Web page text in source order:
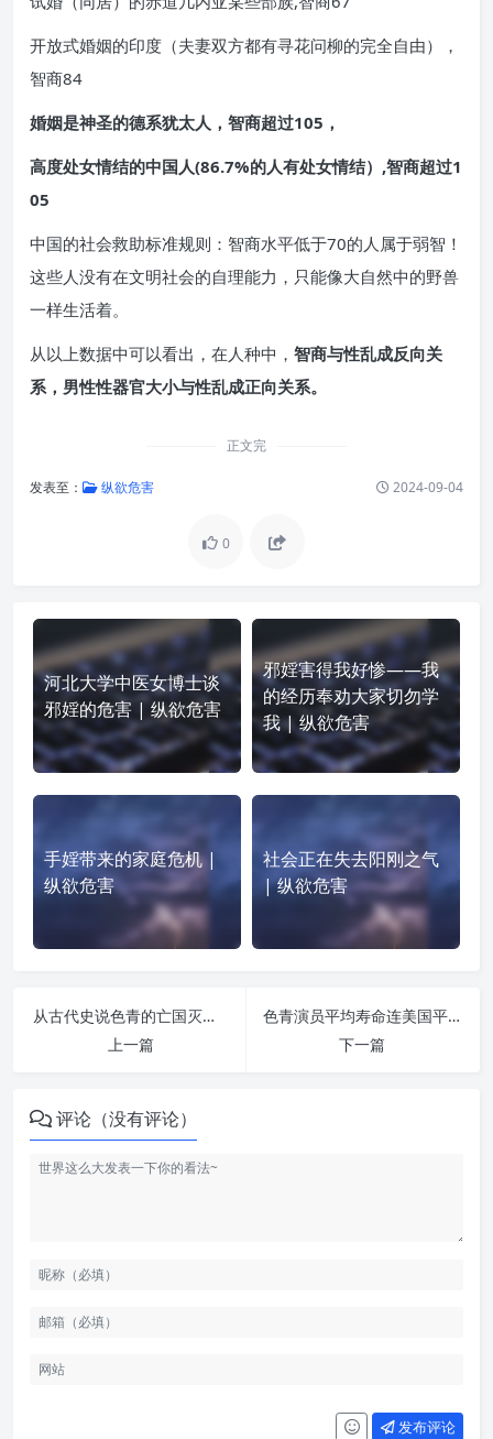
开放式婚姻的印度（夫妻双方都有寻花问柳的完全自由），
智商84
婚姻是神圣的德系犹太人，智商超过105，
高度处女情结的中国人(86.7%的人有处女情结）,智商超过1
05
中国的社会救助标准规则：智商水平低于70的人属于弱智！
这些人没有在文明社会的自理能力，只能像大自然中的野兽
一样生活着。
从以上数据中可以看出，在人种中， 智商与性乱成反向关
系，男性性器官大小与性乱成正向关系。
正文完
发表至： 纵欲危害 2024-09-04
0
河北大学中医女博士谈
邪婬的危害 | 纵欲危害
邪婬害得我好惨——我
的经历奉劝大家切勿学
我 | 纵欲危害
手婬带来的家庭危机 |
纵欲危害
社会正在失去阳刚之气
| 纵欲危害
从古代史说色青的亡国灭种之祸 | 纵欲危害
上一篇
色青演员平均寿命连美国平均寿命一半都不到 | 纵欲危害
下一篇
评论（没有评论）
发布评论